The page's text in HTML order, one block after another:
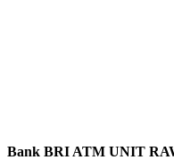
Bank BRI ATM UNIT